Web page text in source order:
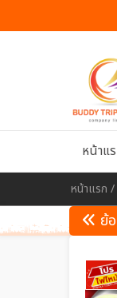
หน้าแ
หน้าแรก /
ย้